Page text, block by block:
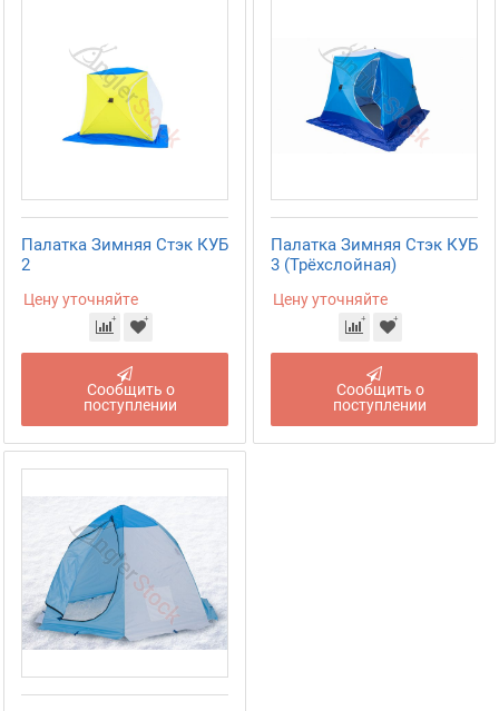
Палатка Зимняя Стэк КУБ
2
Цену уточняйте
Сообщить о
поступлении
Палатка Зимняя Стэк КУБ
3 (Трёхслойная)
Цену уточняйте
Сообщить о
поступлении